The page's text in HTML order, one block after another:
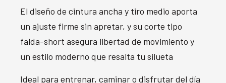
El diseño de cintura ancha y tiro medio aporta
un ajuste firme sin apretar, y su corte tipo
falda-short asegura libertad de movimiento y
un estilo moderno que resalta tu silueta
Ideal para entrenar, caminar o disfrutar del día